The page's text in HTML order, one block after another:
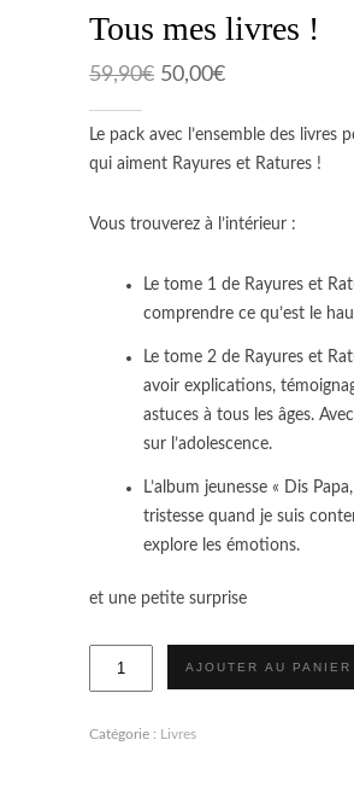
Tous mes livres !
59,90€ Le
initial
était :
50,00€Le
actuel
est :
Le pack avec l’ensemble des livres
qui aiment Rayures et Ratures !
Vous trouverez à l’intérieur :
Le tome 1 de Rayures et
comprendre ce qu’est le
Le tome 2 de Rayures et
avoir explications,
astuces à tous les âges.
sur l’adolescence.
L’album jeunesse « Dis
tristesse quand je suis
explore les émotions.
et une petite surprise
Tous
livres
AJOUTER AU PANIER
Catégorie : Livres